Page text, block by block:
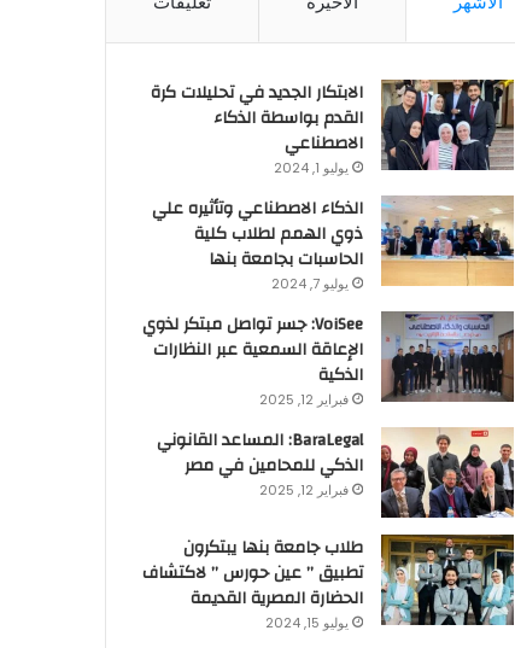
الابتكار الجديد في تحليلات كرة
القدم بواسطة الذكاء
الاصطناعي
يوليو 1, 2024
الذكاء الاصطناعي وتأثيره علي
ذوي الهمم لطلاب كلية
الحاسبات بجامعة بنها
يوليو 7, 2024
VoiSee: جسر تواصل مبتكر لذوي
الإعاقة السمعية عبر النظارات
الذكية
فبراير 12, 2025
BaraLegal: المساعد القانوني
الذكي للمحامين في مصر
فبراير 12, 2025
طلاب جامعة بنها يبتكرون
تطبيق ” عين حورس ” لاكتشاف
الحضارة المصرية القديمة
يوليو 15, 2024